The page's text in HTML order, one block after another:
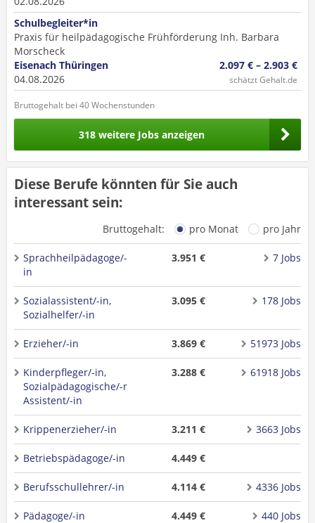
Schulbegleiter*in
Praxis für heilpädagogische Frühförderung Inh. Barbara
Morscheck
Eisenach Thüringen
04.08.2026
2.097 € – 2.903 €
schätzt Gehalt.de
Bruttogehalt bei 40 Wochenstunden
318 weitere Jobs anzeigen
Diese Berufe könnten für Sie auch
interessant sein:
Bruttogehalt: pro Monat pro Jahr
Sprachheilpädagoge/-
in
3.951 € 7 Jobs
Sozialassistent/-in,
Sozialhelfer/-in
3.095 € 178 Jobs
Erzieher/-in 3.869 € 51973 Jobs
Kinderpfleger/-in,
Sozialpädagogische/-r
Assistent/-in
3.288 € 61918 Jobs
Krippenerzieher/-in 3.211 € 3663 Jobs
Betriebspädagoge/-in 4.449 €
Berufsschullehrer/-in 4.114 € 4336 Jobs
Pädagoge/-in 4.449 € 440 Jobs